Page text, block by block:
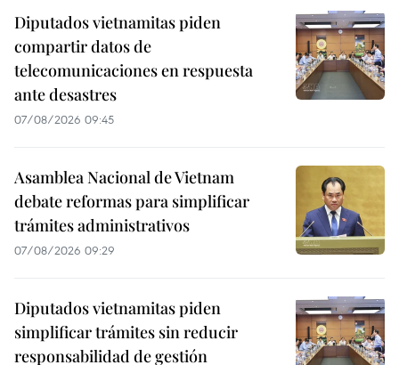
Diputados vietnamitas piden
compartir datos de
telecomunicaciones en respuesta
ante desastres
07/08/2026 09:45
Asamblea Nacional de Vietnam
debate reformas para simplificar
trámites administrativos
07/08/2026 09:29
Diputados vietnamitas piden
simplificar trámites sin reducir
responsabilidad de gestión